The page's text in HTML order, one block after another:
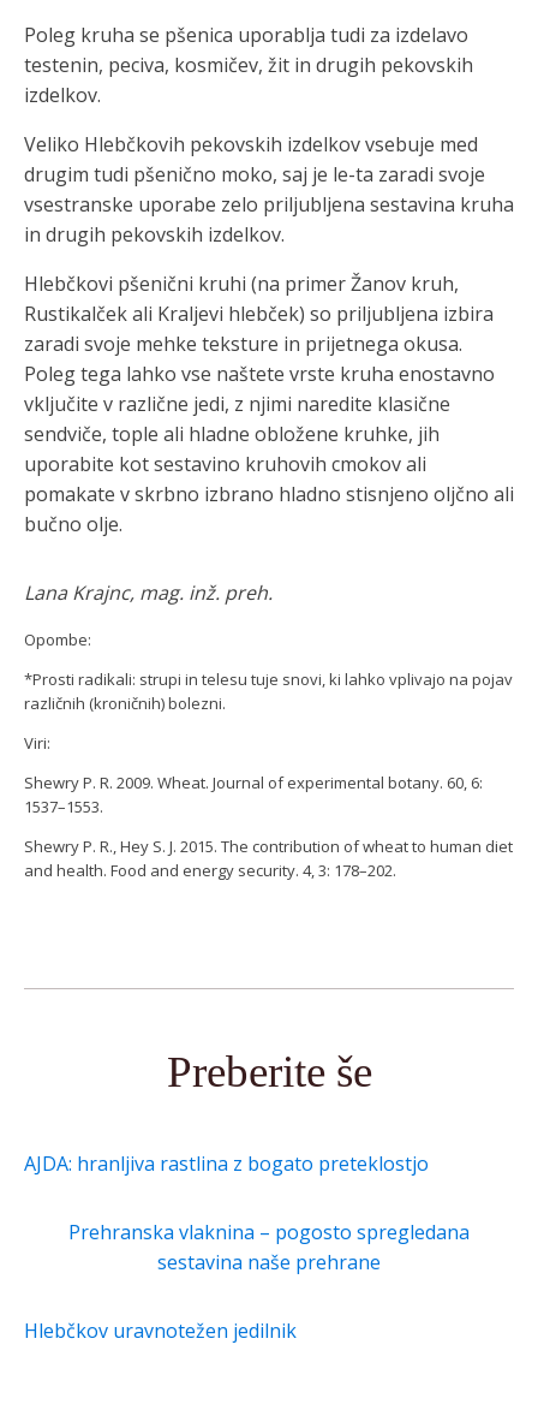
Poleg kruha se pšenica uporablja tudi za izdelavo
testenin, peciva, kosmičev, žit in drugih pekovskih
izdelkov.
Veliko Hlebčkovih pekovskih izdelkov vsebuje med
drugim tudi pšenično moko, saj je le-ta zaradi svoje
vsestranske uporabe zelo priljubljena sestavina kruha
in drugih pekovskih izdelkov.
Hlebčkovi pšenični kruhi (na primer Žanov kruh,
Rustikalček ali Kraljevi hlebček) so priljubljena izbira
zaradi svoje mehke teksture in prijetnega okusa.
Poleg tega lahko vse naštete vrste kruha enostavno
vključite v različne jedi, z njimi naredite klasične
sendviče, tople ali hladne obložene kruhke, jih
uporabite kot sestavino kruhovih cmokov ali
pomakate v skrbno izbrano hladno stisnjeno oljčno ali
bučno olje.
Lana Krajnc, mag. inž. preh.
Opombe:
*Prosti radikali: strupi in telesu tuje snovi, ki lahko vplivajo na pojav
različnih (kroničnih) bolezni.
Viri:
Shewry P. R. 2009. Wheat. Journal of experimental botany. 60, 6:
1537–1553.
Shewry P. R., Hey S. J. 2015. The contribution of wheat to human diet
and health. Food and energy security. 4, 3: 178–202.
Preberite še
AJDA: hranljiva rastlina z bogato preteklostjo
Prehranska vlaknina – pogosto spregledana
sestavina naše prehrane
Hlebčkov uravnotežen jedilnik